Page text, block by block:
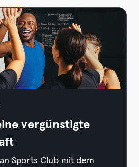
vergünstigte
Sports Club mit dem